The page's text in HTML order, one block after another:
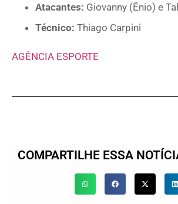
Atacantes: Giovanny (Ênio) e
Técnico: Thiago Carpini
AGÊNCIA ESPORTE
COMPARTILHE ESSA